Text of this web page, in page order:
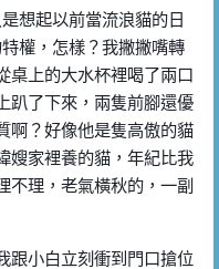
想起以前當流浪貓的日
權，怎樣？我撇撇嘴轉
桌上的大水杯裡喝了兩口
趴了下來，兩隻前腳還優
啊？好像他是隻高傲的貓
嫂家裡養的貓，年紀比我
不理，老氣橫秋的，一副
跟小白立刻衝到門口搶位